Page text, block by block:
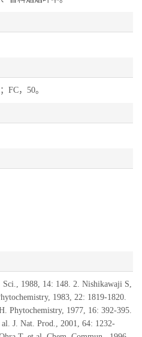
FC，50。
1988, 14: 148. 2. Nishikawaji S,
1983, 22: 1819-1820.
Phytochemistry, 1977, 16: 392-395.
J. Nat. Prod., 2001, 64: 1232-